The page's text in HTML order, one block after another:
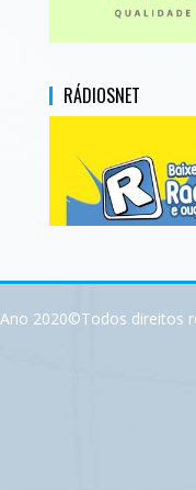
RÁDIOSNET
Ano 2020©Todos direitos